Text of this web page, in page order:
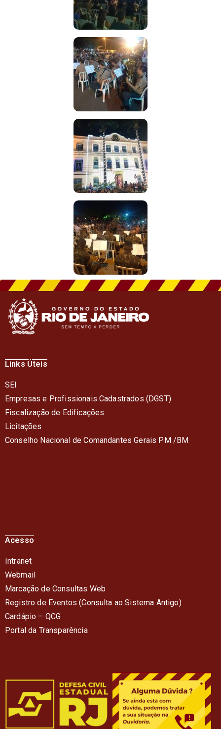
Links Úteis
SEI
Empresas e Profissionais Cadastrados (DGST)
Fiscalização de Edificações
Licitações
Conselho Nacional de Comandantes Gerais PM /BM
Acesso
Intranet
Webmail
Marcação de Consultas Web
Registro de Eventos (Consulta ao Sistema Antigo)
Cardápio – QCG
Portal da Transparência